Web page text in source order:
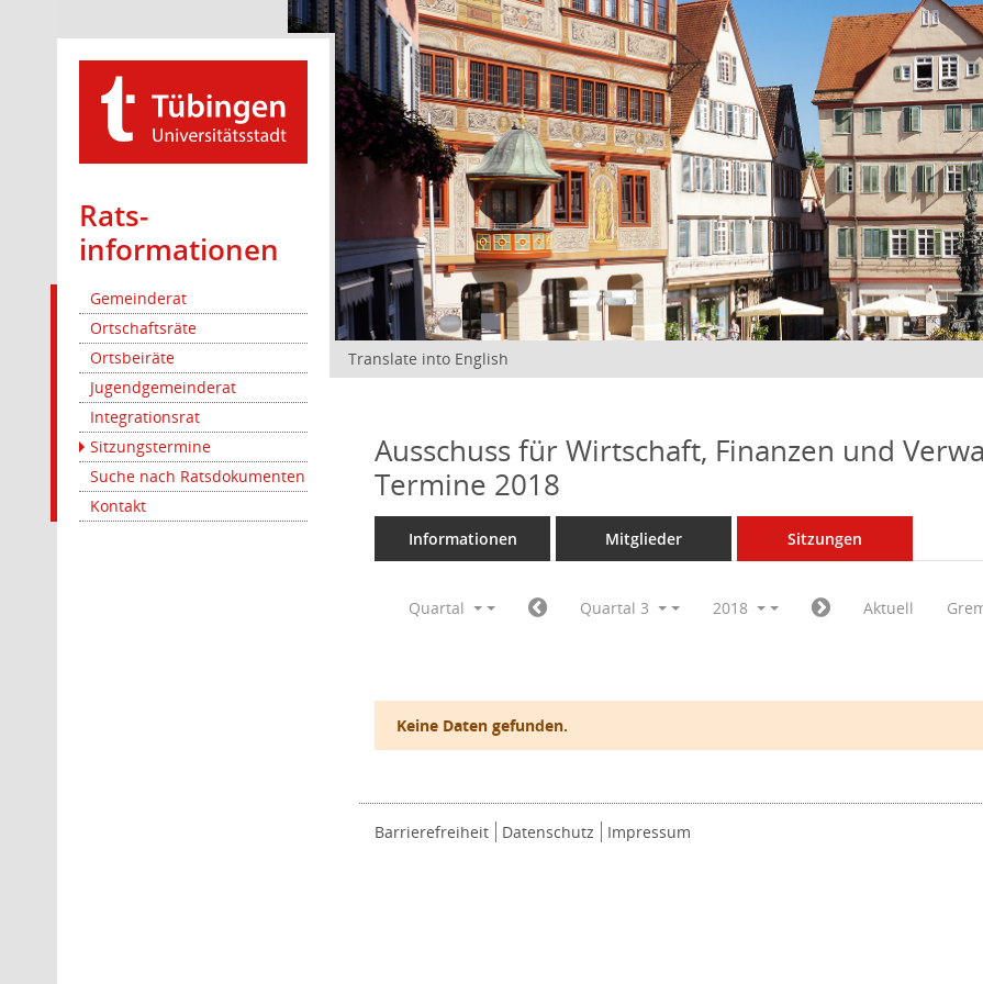
Rats­
informationen
Gemeinderat
Ortschaftsräte
Ortsbeiräte
Jugendgemeinderat
Integrationsrat
Sitzungstermine
Suche nach Ratsdokumenten
Kontakt
Translate into English
Ausschuss für Wirtschaft, Finanzen und
Termine 2018
Informationen Mitglieder Sitzungen
Quartal Quartal 3 2018 Aktuell
Keine Daten gefunden.
Barrierefreiheit Datenschutz Impressum